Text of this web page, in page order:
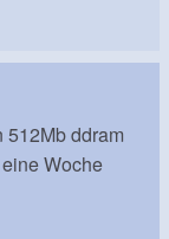
512Mb ddram
Woche